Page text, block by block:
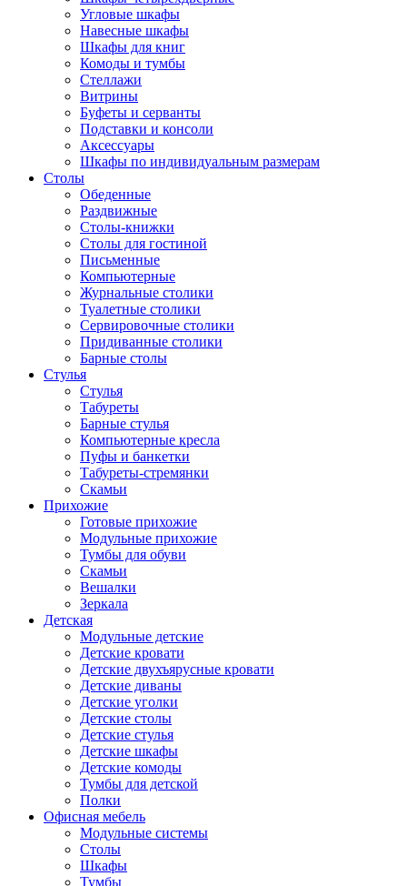
Угловые шкафы
Навесные шкафы
Шкафы для книг
Комоды и тумбы
Стеллажи
Витрины
Буфеты и серванты
Подставки и консоли
Аксессуары
Шкафы по индивидуальным размерам
Столы
Обеденные
Раздвижные
Столы-книжки
Столы для гостиной
Письменные
Компьютерные
Журнальные столики
Туалетные столики
Сервировочные столики
Придиванные столики
Барные столы
Стулья
Стулья
Табуреты
Барные стулья
Компьютерные кресла
Пуфы и банкетки
Табуреты-стремянки
Скамьи
Прихожие
Готовые прихожие
Модульные прихожие
Тумбы для обуви
Скамьи
Вешалки
Зеркала
Детская
Модульные детские
Детские кровати
Детские двухъярусные кровати
Детские диваны
Детские уголки
Детские столы
Детские стулья
Детские шкафы
Детские комоды
Тумбы для детской
Полки
Офисная мебель
Модульные системы
Столы
Шкафы
Тумбы